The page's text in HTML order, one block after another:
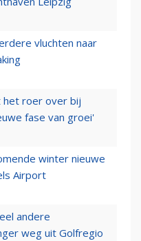
vluchten naar
het roer over bij
fase van groei'
winter nieuwe
Airport
andere
weg uit Golfregio